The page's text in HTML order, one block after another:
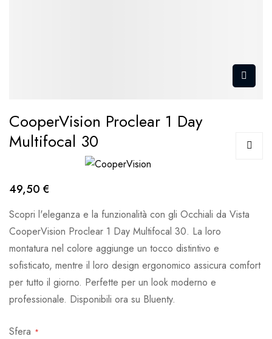
CooperVision Proclear 1 Day
Multifocal 30
49,50 €
Scopri l'eleganza e la funzionalità con gli Occhiali da Vista
CooperVision Proclear 1 Day Multifocal 30. La loro
montatura nel colore aggiunge un tocco distintivo e
sofisticato, mentre il loro design ergonomico assicura comfort
per tutto il giorno. Perfette per un look moderno e
professionale. Disponibili ora su Bluenty.
Sfera